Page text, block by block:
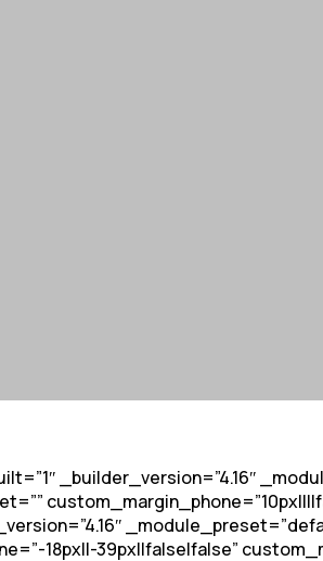
_builder_version=”4.16″
18px||-39px||false|false”